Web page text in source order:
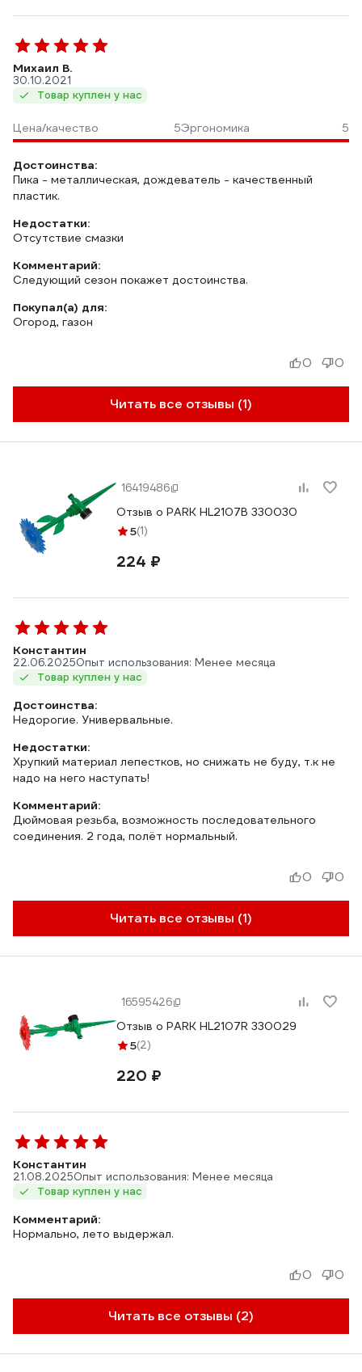
Михаил В.
30.10.2021
Товар куплен у нас
Цена/качество 5Эргономика 5
Достоинства:
Пика - металлическая, дождеватель - качественный
пластик.
Недостатки:
Отсутствие смазки
Комментарий:
Следующий сезон покажет достоинства.
Покупал(а) для:
Огород, газон
Читать все отзывы (1)
0 0
16419486
Отзыв о PARK HL2107B 330030
5(1)
224 ₽
Константин
22.06.2025Опыт использования: Менее месяца
Товар куплен у нас
Достоинства:
Недорогие. Универвальные.
Недостатки:
Хрупкий материал лепестков, но снижать не буду, т.к не
надо на него наступать!
Комментарий:
Дюймовая резьба, возможность последовательного
соединения. 2 года, полёт нормальный.
Читать все отзывы (1)
0 0
16595426
Отзыв о PARK HL2107R 330029
5(2)
220 ₽
Константин
21.08.2025Опыт использования: Менее месяца
Товар куплен у нас
Комментарий:
Нормально, лето выдержал.
Читать все отзывы (2)
0 0